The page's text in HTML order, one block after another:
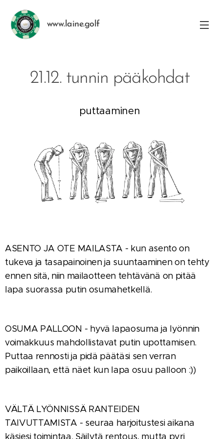
www.laine.golf
21.12. tunnin pääkohdat
puttaaminen
ASENTO JA OTE MAILASTA - kun asento on
tukeva ja tasapainoinen ja suuntaaminen on tehty
ennen sitä, niin mailaotteen tehtävänä on pitää
lapa suorassa putin osumahetkellä.
OSUMA PALLOON - hyvä lapaosuma ja lyönnin
voimakkuus mahdollistavat putin upottamisen.
Puttaa rennosti ja pidä päätäsi sen verran
paikoillaan, että näet kun lapa osuu palloon :))
VÄLTÄ LYÖNNISSÄ RANTEIDEN
TAIVUTTAMISTA - seuraa harjoitustesi aikana
käsiesi toimintaa. Säilytä rentous, mutta pyri